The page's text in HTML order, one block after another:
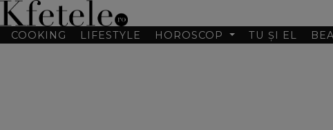
COOKING LIFESTYLE HOROSCOP TU ȘI EL